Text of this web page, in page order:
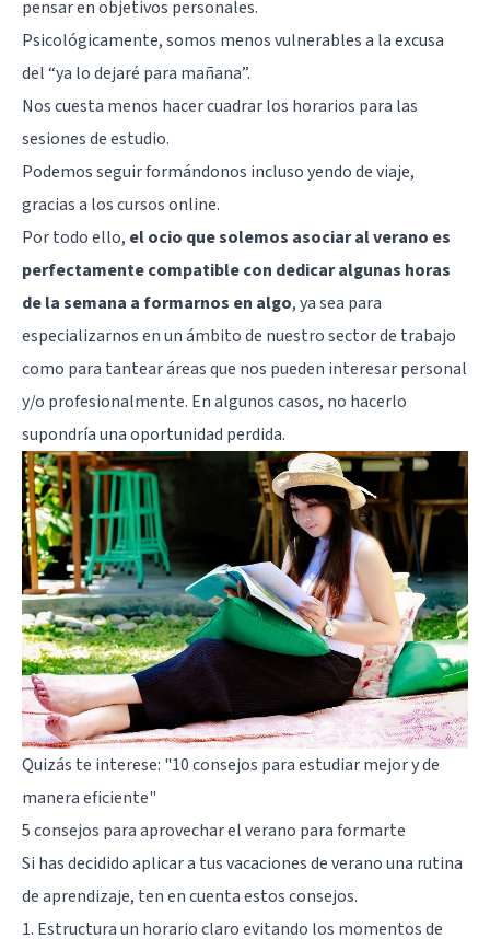
pensar en objetivos personales.
Psicológicamente, somos menos vulnerables a la excusa
del “ya lo dejaré para mañana”.
Nos cuesta menos hacer cuadrar los horarios para las
sesiones de estudio.
Podemos seguir formándonos incluso yendo de viaje,
gracias a los cursos online.
Por todo ello, el ocio que solemos asociar al verano es
perfectamente compatible con dedicar algunas horas
de la semana a formarnos en algo, ya sea para
especializarnos en un ámbito de nuestro sector de trabajo
como para tantear áreas que nos pueden interesar personal
y/o profesionalmente. En algunos casos, no hacerlo
supondría una oportunidad perdida.
Quizás te interese: "10 consejos para estudiar mejor y de
manera eficiente"
5 consejos para aprovechar el verano para formarte
Si has decidido aplicar a tus vacaciones de verano una rutina
de aprendizaje, ten en cuenta estos consejos.
1. Estructura un horario claro evitando los momentos de